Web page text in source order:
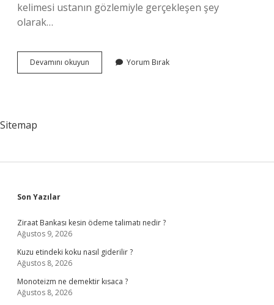
kelimesi ustanın gözlemiyle gerçekleşen şey
olarak…
Devamını okuyun
Terim
Yorum Bırak
Sitemap
Sidebar
Son Yazılar
Ziraat Bankası kesin ödeme talimatı nedir ?
Ağustos 9, 2026
Kuzu etindeki koku nasıl giderilir ?
Ağustos 8, 2026
Monoteizm ne demektir kısaca ?
Ağustos 8, 2026